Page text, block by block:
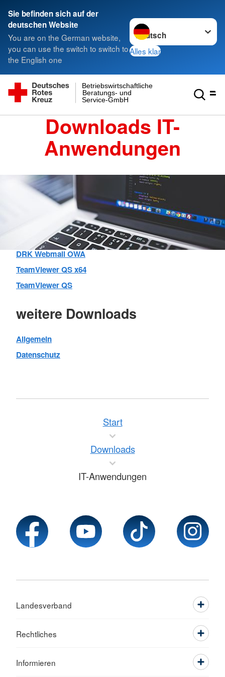
Sie befinden sich auf der
deutschen Website
You are on the German website,
you can use the switch to switch to
the English one
Sprache wechseln zu
Alles klar
Service-GmbH
Beratungs- und
Betriebswirtschaftliche
Downloads IT-
Anwendungen
DRK Webmail OWA
TeamViewer QS x64
TeamViewer QS
weitere Downloads
Allgemein
Datenschutz
Start
Downloads
IT-Anwendungen
Landesverband
Rechtliches
Informieren